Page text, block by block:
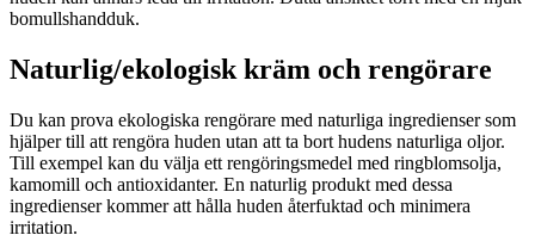
bomullshandduk.
Naturlig/ekologisk kräm och rengörare
Du kan prova ekologiska rengörare med naturliga ingredienser som
hjälper till att rengöra huden utan att ta bort hudens naturliga oljor.
Till exempel kan du välja ett rengöringsmedel med ringblomsolja,
kamomill och antioxidanter. En naturlig produkt med dessa
ingredienser kommer att hålla huden återfuktad och minimera
irritation.